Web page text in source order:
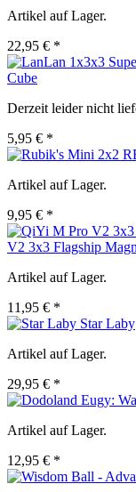
Artikel auf Lager.
22,95 € *
Cube
Derzeit leider nicht
5,95 € *
Artikel auf Lager.
9,95 € *
V2 3x3 Flagship
Artikel auf Lager.
11,95 € *
Star Laby
Artikel auf Lager.
29,95 € *
Artikel auf Lager.
12,95 € *